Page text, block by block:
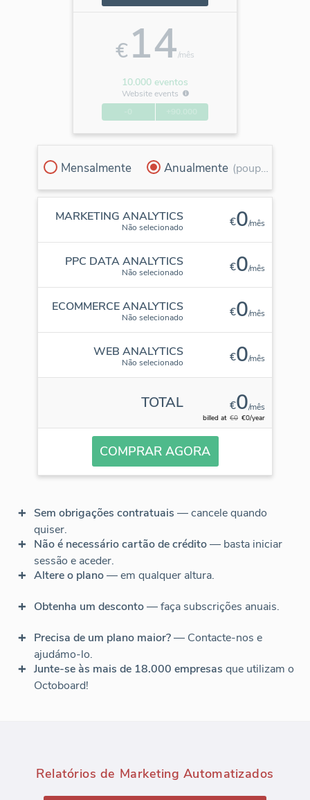
€14/mês
10.000 eventos
Website events
Mensalmente Anualmente (poupe 30%)
MARKETING ANALYTICS
Não selecionado €0/mês
PPC DATA ANALYTICS
Não selecionado €0/mês
ECOMMERCE ANALYTICS
Não selecionado €0/mês
WEB ANALYTICS
Não selecionado €0/mês
TOTAL €0/mês
billed at €0 €0/year
COMPRAR AGORA
Sem obrigações contratuais — cancele quando
quiser.
Não é necessário cartão de crédito— basta iniciar
sessão e aceder.
Altere o plano— em qualquer altura.
Obtenha um desconto— faça subscrições anuais.
Precisa de um plano maior?— Contacte-nos e
ajudámo-lo.
Junte-se às mais de 18.000 empresas que utilizam o
Octoboard!
Relatórios de Marketing Automatizados